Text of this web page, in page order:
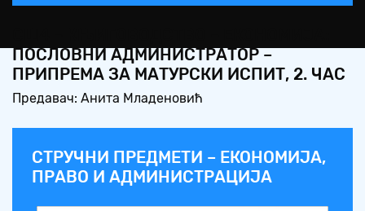
ПОСЛОВНИ АДМИНИСТРАТОР –
ПРИПРЕМА ЗА МАТУРСКИ ИСПИТ, 2. ЧАС
Предавач: Анита Младеновић
СТРУЧНИ ПРЕДМЕТИ – ЕКОНОМИЈА,
ПРАВО И АДМИНИСТРАЦИЈА